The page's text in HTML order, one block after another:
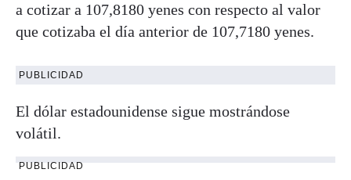
a cotizar a 107,8180 yenes con respecto al valor
que cotizaba el día anterior de 107,7180 yenes.
PUBLICIDAD
El dólar estadounidense sigue mostrándose
volátil.
PUBLICIDAD